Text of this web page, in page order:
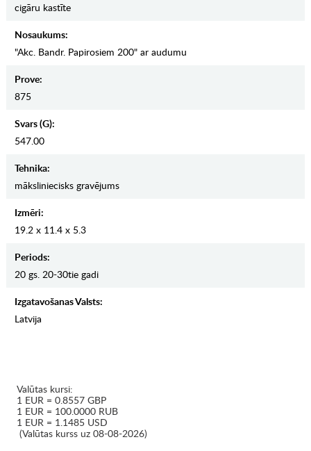
cigāru kastīte
Nosaukums:
"Akc. Bandr. Papirosiem 200" ar audumu
Prove:
875
Svars (g):
547.00
Tehnika:
māksliniecisks gravējums
Izmēri:
19.2 x 11.4 x 5.3
Periods:
20 gs. 20-30tie gadi
Izgatavošanas Valsts:
Latvija
Valūtas kursi:
1 EUR = 0.8557 GBP
1 EUR = 100.0000 RUB
1 EUR = 1.1485 USD
(Valūtas kurss uz 08-08-2026)